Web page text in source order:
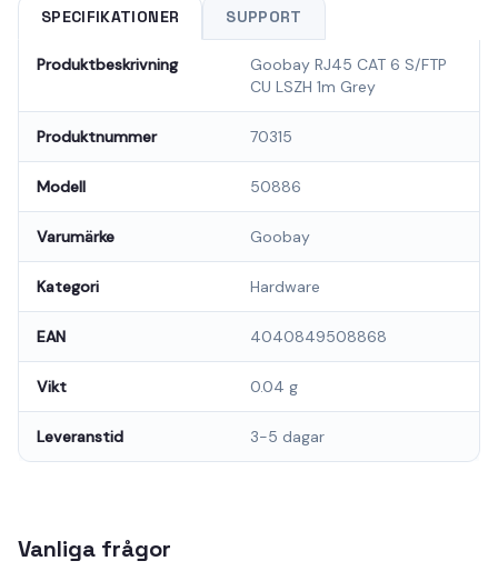
SPECIFIKATIONER SUPPORT
Produktbeskrivning
Goobay RJ45 CAT 6 S/FTP
CU LSZH 1m Grey
Produktnummer 70315
Modell 50886
Varumärke Goobay
Kategori Hardware
EAN 4040849508868
Vikt 0.04 g
Leveranstid 3-5 dagar
Vanliga frågor